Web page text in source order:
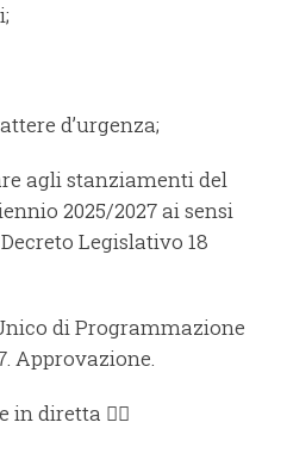
d’urgenza;
agli stanziamenti del
2025/2027 ai sensi
Legislativo 18
di Programmazione
Approvazione.
diretta 👇🏻